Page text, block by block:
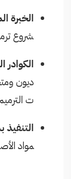
الخبرة
شروع
ديون
ت
التنفيذ
مواد